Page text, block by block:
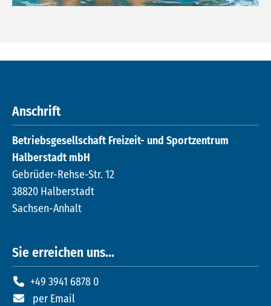
Anschrift
Betriebsgesellschaft Freizeit- und Sportzentrum
Halberstadt mbH
Gebrüder-Rehse-Str. 12
38820 Halberstadt
Sachsen-Anhalt
Sie erreichen uns...
+49 3941 6878 0
per Email